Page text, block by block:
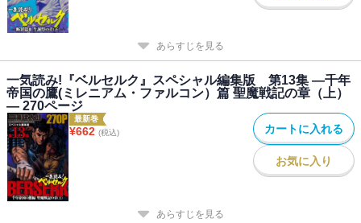
あらすじを見る
一気読み!『ベルセルク』スペシャル編集版 第13集 ―千年
帝国の鷹(ミレニアム・ファルコン）篇 聖魔戦記の章（上）
― 270ページ
最新巻
¥662 (税込) カートに入れる
お気に入り
あらすじを見る